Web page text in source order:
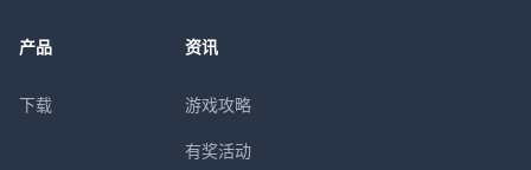
产品
下载
资讯
游戏攻略
有奖活动